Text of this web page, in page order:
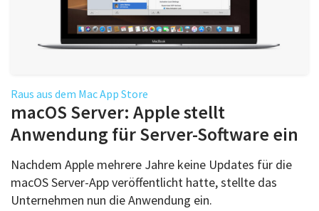
Raus aus dem Mac App Store
macOS Server: Apple stellt
Anwendung für Server-Software ein
Nachdem Apple mehrere Jahre keine Updates für die
macOS Server-App veröffentlicht hatte, stellte das
Unternehmen nun die Anwendung ein.